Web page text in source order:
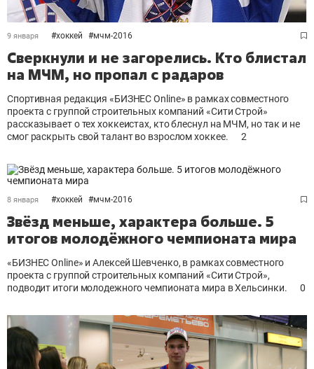
9 января #хоккей #мчм-2016
Сверкнули и не загорелись. Кто блистал
на МЧМ, но пропал с радаров
Спортивная редакция «БИЗНЕС Online» в рамках совместного
проекта с группой строительных компаний «Сити Строй»
рассказывает о тех хоккеистах, кто блеснул на МЧМ, но так и не
смог раскрыть свой талант во взрослом хоккее.
2
8 января #хоккей #мчм-2016
Звёзд меньше, характера больше. 5
итогов молодёжного чемпионата мира
«БИЗНЕС Online» и Алексей Шевченко, в рамках совместного
проекта с группой строительных компаний «Сити Строй»,
подводит итоги молодежного чемпионата мира в Хельсинки.
0